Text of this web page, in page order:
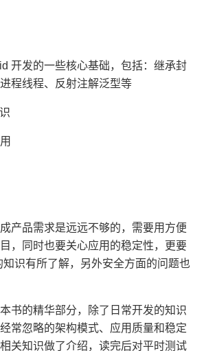
开发的一些核心基础，包括：继承封
程线程、反射注解泛型等
产品需求是远远不够的，需要用方便
，同时也要关心应用的稳定性，更要
识有所了解，另外安全方面的问题也
书的精华部分，除了日常开发的知识
常忽略的架构模式、应用质量和稳定
关知识做了介绍，读完后对平时测试